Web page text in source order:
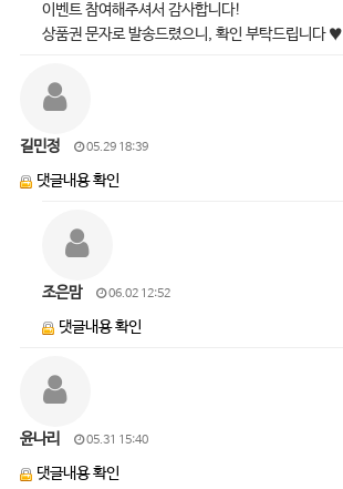
이벤트 참여해주셔서 감사합니다!
상품권 문자로 발송드렸으니, 확인 부탁드립니다 ♥
길민정 05.29 18:39
댓글내용 확인
조은맘 06.02 12:52
댓글내용 확인
윤나리 05.31 15:40
댓글내용 확인